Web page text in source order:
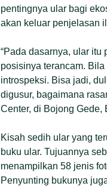
pentingnya ular bagi
akan keluar penjelasan
“Pada dasarnya, ular
posisinya terancam.
introspeksi. Bisa jadi,
digusur, bagaimana
Center, di Bojong Gede,
Kisah sedih ular yang
buku ular. Tujuannya
menampilkan 58 jenis
Penyunting bukunya